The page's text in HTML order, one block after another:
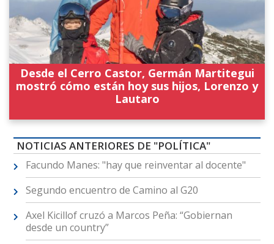
Desde el Cerro Castor, Germán Martitegui
mostró cómo están hoy sus hijos, Lorenzo y
Lautaro
NOTICIAS ANTERIORES DE "POLÍTICA"
Facundo Manes: "hay que reinventar al docente"
Segundo encuentro de Camino al G20
Axel Kicillof cruzó a Marcos Peña: “Gobiernan
desde un country”